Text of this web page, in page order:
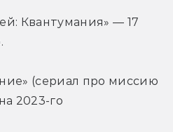
Квантумания» — 17
(сериал про миссию
2023-го